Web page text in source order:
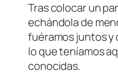
Tras colocar un
echándola de
fuéramos juntos y
lo que teníamos
conocidas.